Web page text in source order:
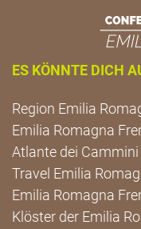
ES KÖNNTE DICH
Region Emilia
Emilia Romagna
Atlante dei
Travel Emilia
Emilia Romagna
Klöster der Emilia